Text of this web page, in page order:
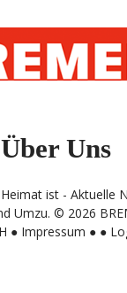
Über Uns
ist - Aktuelle
Umzu. © 2026
● Impressum ● ●